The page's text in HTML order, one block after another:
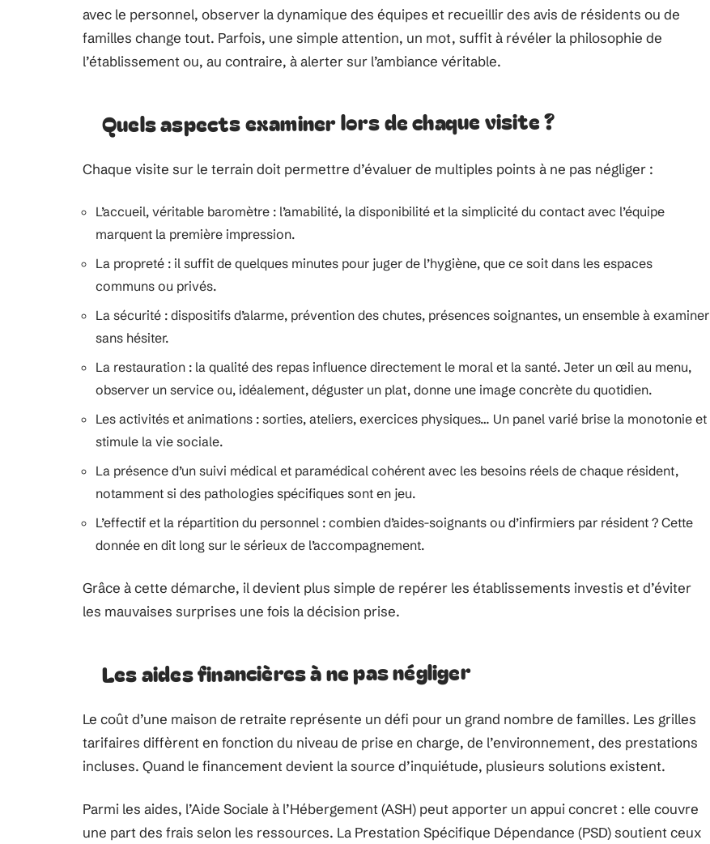
avec le personnel, observer la dynamique des équipes et recueillir des avis de résidents ou de
familles change tout. Parfois, une simple attention, un mot, suffit à révéler la philosophie de
l’établissement ou, au contraire, à alerter sur l’ambiance véritable.
Quels aspects examiner lors de chaque visite ?
Chaque visite sur le terrain doit permettre d’évaluer de multiples points à ne pas négliger :
L’accueil, véritable baromètre : l’amabilité, la disponibilité et la simplicité du contact avec l’équipe
marquent la première impression.
La propreté : il suffit de quelques minutes pour juger de l’hygiène, que ce soit dans les espaces
communs ou privés.
La sécurité : dispositifs d’alarme, prévention des chutes, présences soignantes, un ensemble à examiner
sans hésiter.
La restauration : la qualité des repas influence directement le moral et la santé. Jeter un œil au menu,
observer un service ou, idéalement, déguster un plat, donne une image concrète du quotidien.
Les activités et animations : sorties, ateliers, exercices physiques… Un panel varié brise la monotonie et
stimule la vie sociale.
La présence d’un suivi médical et paramédical cohérent avec les besoins réels de chaque résident,
notamment si des pathologies spécifiques sont en jeu.
L’effectif et la répartition du personnel : combien d’aides-soignants ou d’infirmiers par résident ? Cette
donnée en dit long sur le sérieux de l’accompagnement.
Grâce à cette démarche, il devient plus simple de repérer les établissements investis et d’éviter
les mauvaises surprises une fois la décision prise.
Les aides financières à ne pas négliger
Le coût d’une maison de retraite représente un défi pour un grand nombre de familles. Les grilles
tarifaires diffèrent en fonction du niveau de prise en charge, de l’environnement, des prestations
incluses. Quand le financement devient la source d’inquiétude, plusieurs solutions existent.
Parmi les aides, l’Aide Sociale à l’Hébergement (ASH) peut apporter un appui concret : elle couvre
une part des frais selon les ressources. La Prestation Spécifique Dépendance (PSD) soutient ceux